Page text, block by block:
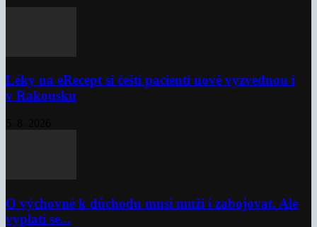
Léky na eRecept si čeští pacienti nově vyzvednou i
v Rakousku
O výchovné k důchodu musí muži i zabojovat. Ale
vyplatí se...